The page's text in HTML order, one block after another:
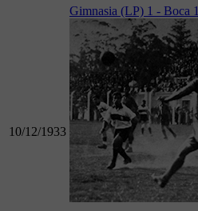
10/12/1933
Gimnasia (LP) 1 - Boca 1